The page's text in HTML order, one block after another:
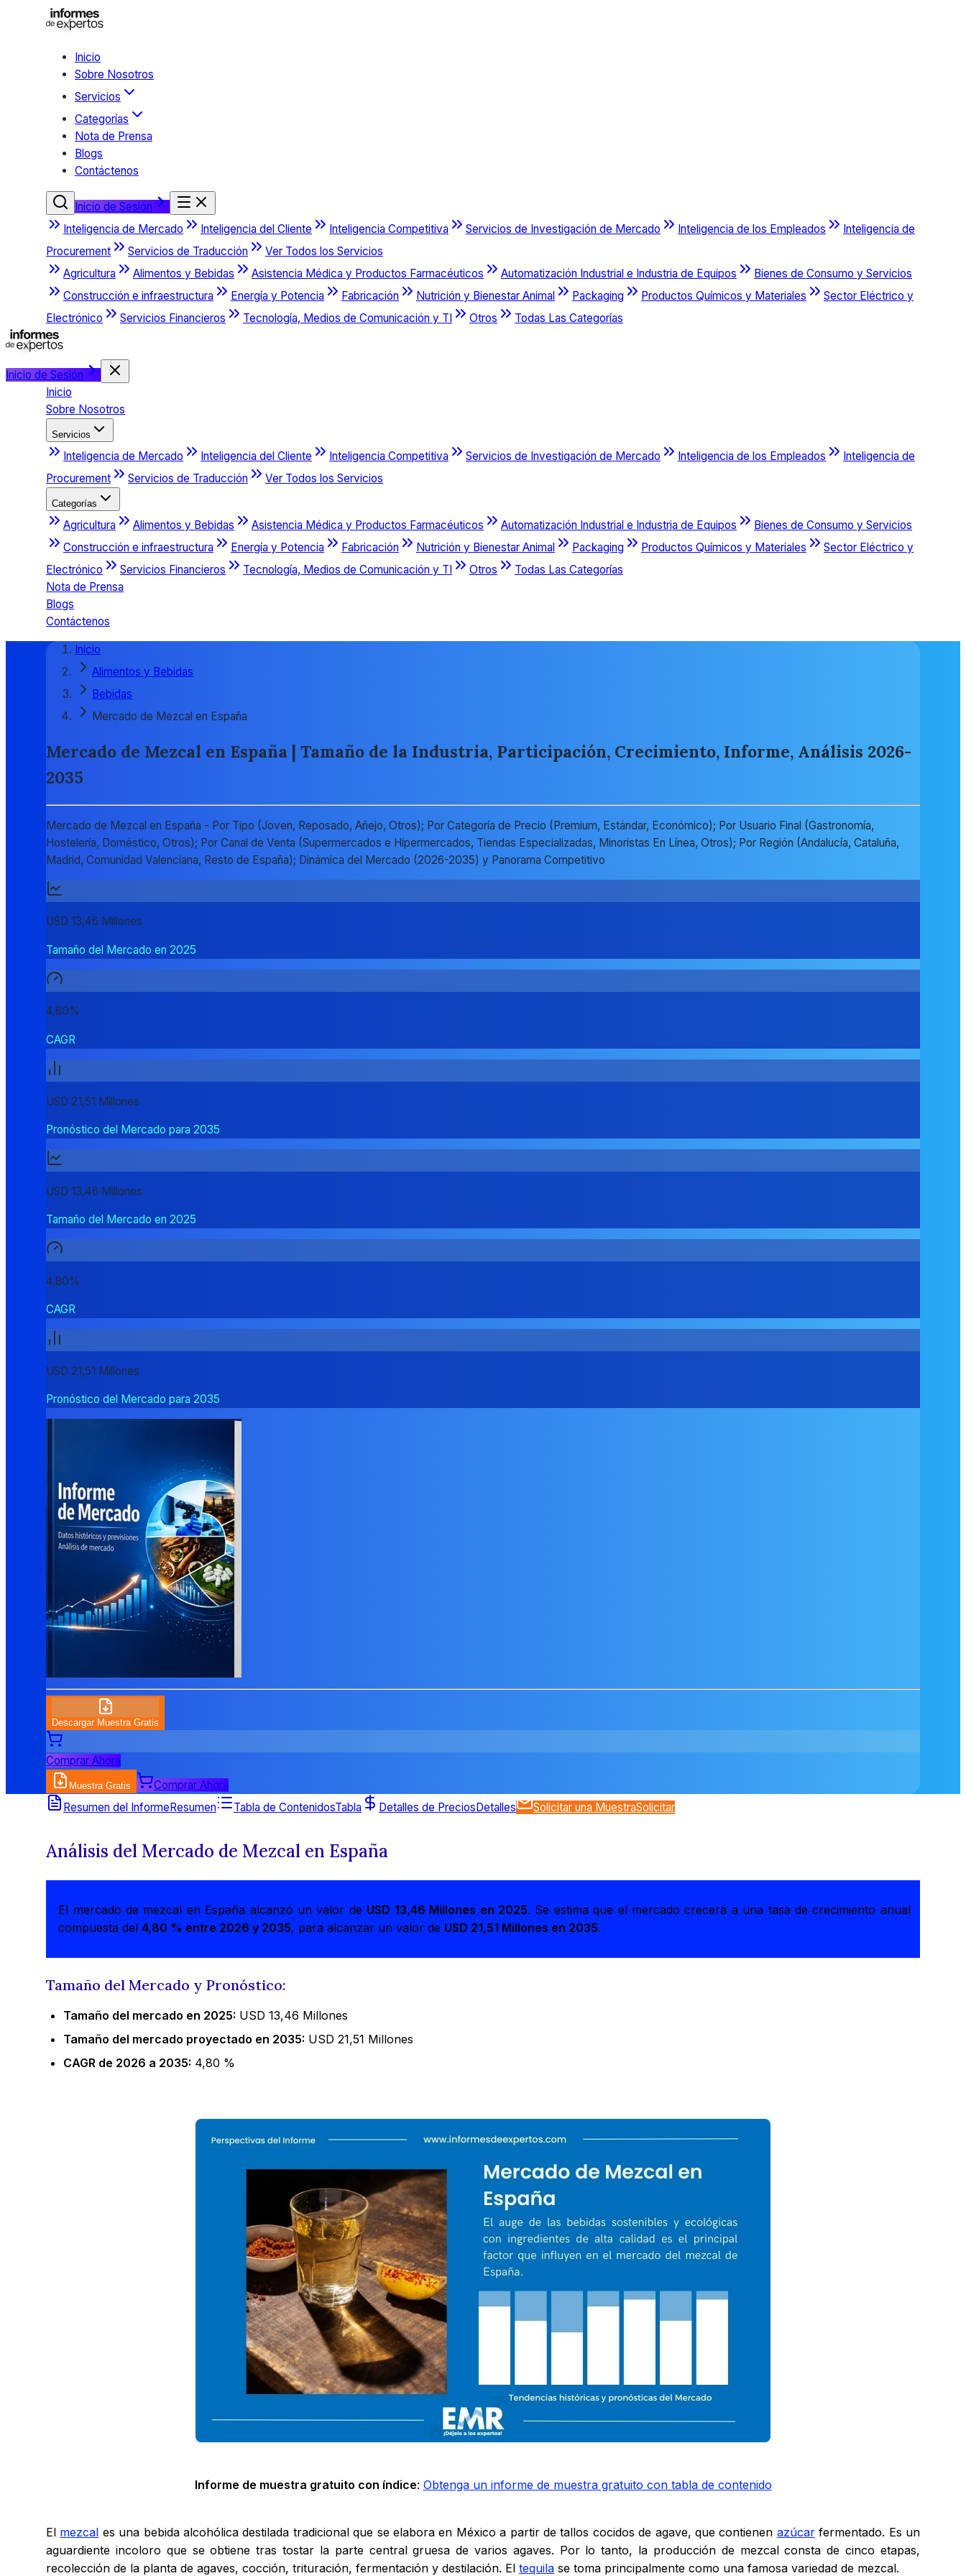
Inicio
Sobre Nosotros
Servicios
Categorías
Nota de Prensa
Blogs
Contáctenos
Inicio de Sesión
Inteligencia de Mercado
Inteligencia del Cliente Inteligencia Competitiva Servicios de Investigación de Mercado Inteligencia de los Empleados
Inteligencia de
Procurement
Servicios de Traducción
Ver Todos los Servicios
Agricultura
Alimentos y Bebidas Asistencia Médica y Productos Farmacéuticos Automatización Industrial e Industria de Equipos
Bienes de Consumo y Servicios
Construcción e infraestructura
Energía y Potencia Fabricación Nutrición y Bienestar Animal Packaging Productos Químicos y Materiales
Sector Eléctrico y
Electrónico
Servicios Financieros Tecnología, Medios de Comunicación y TI Otros Todas Las Categorías
Inicio de Sesión
Inicio
Sobre Nosotros
Servicios
Inteligencia de Mercado Inteligencia del Cliente Inteligencia Competitiva Servicios de Investigación de Mercado Inteligencia de los Empleados
Inteligencia de
Procurement
Servicios de Traducción Ver Todos los Servicios
Categorías
Agricultura Alimentos y Bebidas Asistencia Médica y Productos Farmacéuticos Automatización Industrial e Industria de Equipos
Bienes de Consumo y Servicios
Construcción e infraestructura
Energía y Potencia Fabricación Nutrición y Bienestar Animal Packaging Productos Químicos y Materiales
Sector Eléctrico y
Electrónico
Servicios Financieros Tecnología, Medios de Comunicación y TI Otros
Todas Las Categorías
Nota de Prensa
Blogs
Contáctenos
Inicio
Alimentos y Bebidas
Bebidas
Mercado de Mezcal en España
Mercado de Mezcal en España | Tamaño de la Industria, Participación, Crecimiento, Informe, Análisis 2026-
2035
Mercado de Mezcal en España - Por Tipo (Joven, Reposado, Añejo, Otros); Por Categoría de Precio (Premium, Estándar, Económico); Por Usuario Final (Gastronomía,
Hostelería, Doméstico, Otros); Por Canal de Venta (Supermercados e Hipermercados, Tiendas Especializadas, Minoristas En Línea, Otros); Por Región (Andalucía, Cataluña,
Madrid, Comunidad Valenciana, Resto de España); Dinámica del Mercado (2026-2035) y Panorama Competitivo
USD 13,46 Millones
Tamaño del Mercado en 2025
4,80%
CAGR
USD 21,51 Millones
Pronóstico del Mercado para 2035
USD 13,46 Millones
Tamaño del Mercado en 2025
4,80%
CAGR
USD 21,51 Millones
Pronóstico del Mercado para 2035
Descargar Muestra Gratis
Comprar Ahora
Muestra Gratis
Comprar Ahora
Resumen del InformeResumen Tabla de ContenidosTabla Detalles de PreciosDetalles Solicitar una MuestraSolicitar
Análisis del Mercado de Mezcal en España
El mercado de mezcal en España alcanzó un valor de USD 13,46 Millones en 2025. Se estima que el mercado crecerá a una tasa de crecimiento anual
compuesta del4,80 % entre 2026 y 2035, para alcanzar un valor de USD 21,51 Millones en 2035.
Tamaño del Mercado y Pronóstico:
Tamaño del mercado en 2025: USD 13,46 Millones
Tamaño del mercado proyectado en 2035: USD 21,51 Millones
CAGR de 2026 a 2035: 4,80 %
Informe de muestra gratuito con índice: Obtenga un informe de muestra gratuito con tabla de contenido
El mezcal es una bebida alcohólica destilada tradicional que se elabora en México a partir de tallos cocidos de agave, que contienen azúcarfermentado. Es un
aguardiente incoloro que se obtiene tras tostar la parte central gruesa de varios agaves. Por lo tanto, la producción de mezcal consta de cinco etapas,
recolección de la planta de agaves, cocción, trituración, fermentación y destilación. El tequila se toma principalmente como una famosa variedad de mezcal.